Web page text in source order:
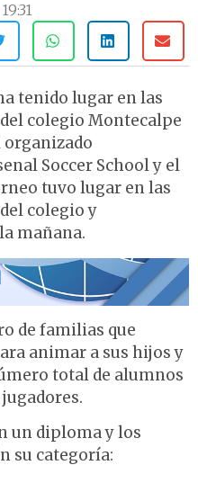
19:31
tenido lugar en las
colegio Montecalpe
organizado
Soccer School y el
tuvo lugar en las
colegio y
mañana.
de familias que
animar a sus hijos y
total de alumnos
un diploma y los
su categoría: